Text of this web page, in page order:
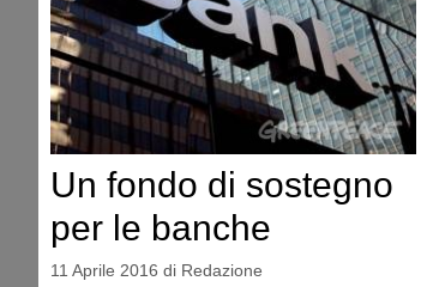
Un fondo di sostegno
per le banche
11 Aprile 2016 di Redazione